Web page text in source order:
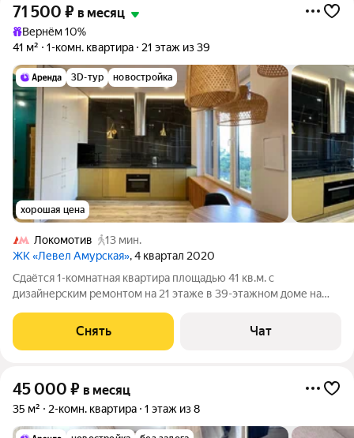
71 500 ₽ в месяц
Вернём 10%
41 м²
1-комн. квартира 21 этаж из 39
3D-тур новостройка
хорошая цена
Локомотив
13 мин.
ЖК «Левел Амурская», 4 квартал 2020
Сдаётся 1-комнатная квартира площадью 41 кв.м. с
дизайнерским ремонтом на 21 этаже в 39-этажном доме на
Дом - монолитный, окна
Снять Чат
45 000 ₽ в месяц
35 м² 2-комн. квартира 1 этаж из 8